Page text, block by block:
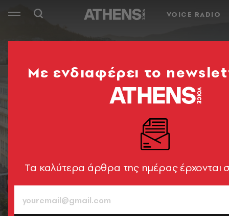
VOICE RADIO
Mε ενδιαφέρει το
Tα καλύτερα άρθρα της ημέρας έρχονται